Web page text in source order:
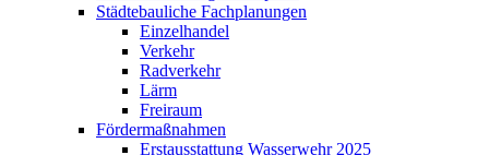
Städtebauliche Fachplanungen
Einzelhandel
Verkehr
Radverkehr
Lärm
Freiraum
Fördermaßnahmen
Erstausstattung Wasserwehr 2025